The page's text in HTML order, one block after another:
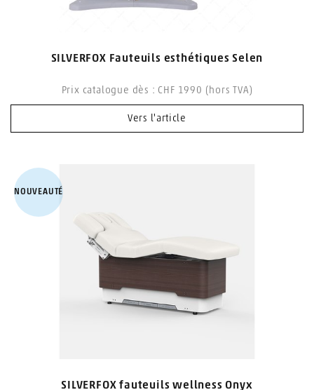
SILVERFOX Fauteuils esthétiques Selen
Prix catalogue dès : CHF 1990 (hors TVA)
Vers l'article
SILVERFOX fauteuils wellness Onyx
NOUVEAUTÉ